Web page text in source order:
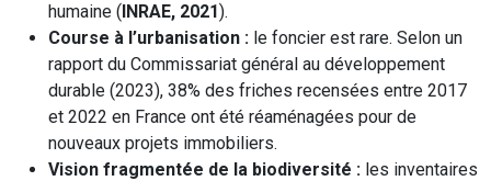
humaine (INRAE, 2021).
Course à l’urbanisation : le foncier est rare. Selon un
rapport du Commissariat général au développement
durable (2023), 38% des friches recensées entre 2017
et 2022 en France ont été réaménagées pour de
nouveaux projets immobiliers.
Vision fragmentée de la biodiversité : les inventaires